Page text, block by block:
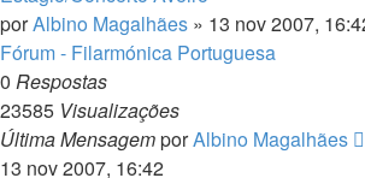
porAlbino Magalhães » 13 nov 2007,
Fórum - Filarmónica Portuguesa
0 Respostas
23585 Visualizações
Última MensagemporAlbino Magalhães
13 nov 2007, 16:42